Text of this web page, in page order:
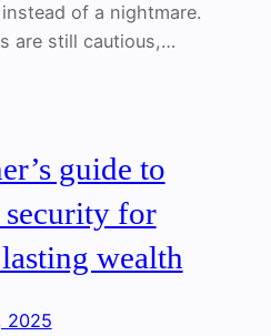
of a nightmare.
are still cautious,…
guide to
for
wealth
2025